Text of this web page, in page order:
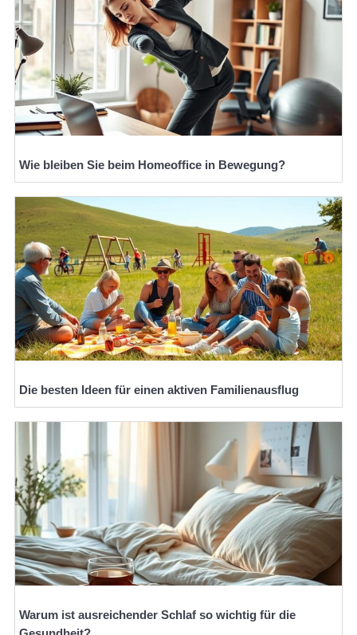
Wie bleiben Sie beim Homeoffice in Bewegung?
Die besten Ideen für einen aktiven Familienausflug
Warum ist ausreichender Schlaf so wichtig für die